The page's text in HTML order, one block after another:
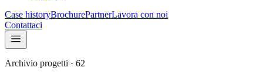
Case historyBrochurePartnerLavora con noi
Contattaci
Archivio progetti · 62